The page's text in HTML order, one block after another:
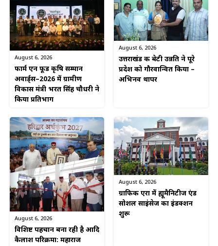
August 6, 2026
फार्म एन फूड कृषि सम्मान
अवार्ड्स–2026 में ग्रामीण
विकास मंत्री भरत सिंह चौधरी ने
किया प्रतिभाग
August 6, 2026
उत्तराखंड की बेटी उन्नति ने पूरे
प्रदेश को गौरवान्वित किया –
अभिनव थापर
August 6, 2026
विशिष्ट पहचान बना रही है आदि
कैलाश परिक्रमा: महाराज
August 6, 2026
ग्राफिक एरा में ह्यूमैनिटीज एंड
सोशल साइंसेज का इंडक्शन
शुरू